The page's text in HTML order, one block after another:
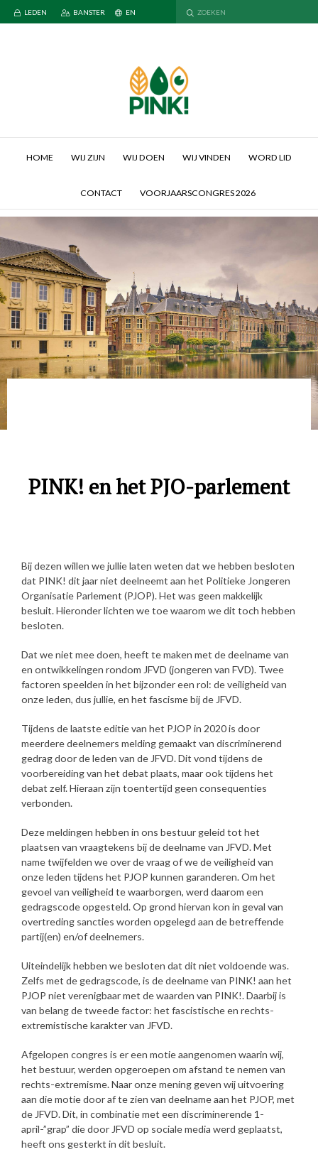
LEDEN BANSTER EN
HOME WIJ ZIJN WIJ DOEN WIJ VINDEN WORD LID
CONTACT VOORJAARSCONGRES 2026
PINK! en het PJO-parlement
Bij dezen willen we jullie laten weten dat we hebben besloten
dat PINK! dit jaar niet deelneemt aan het Politieke Jongeren
Organisatie Parlement (PJOP). Het was geen makkelijk
besluit. Hieronder lichten we toe waarom we dit toch hebben
besloten.
Dat we niet mee doen, heeft te maken met de deelname van
en ontwikkelingen rondom JFVD (jongeren van FVD). Twee
factoren speelden in het bijzonder een rol: de veiligheid van
onze leden, dus jullie, en het fascisme bij de JFVD.
Tijdens de laatste editie van het PJOP in 2020 is door
meerdere deelnemers melding gemaakt van discriminerend
gedrag door de leden van de JFVD. Dit vond tijdens de
voorbereiding van het debat plaats, maar ook tijdens het
debat zelf. Hieraan zijn toentertijd geen consequenties
verbonden.
Deze meldingen hebben in ons bestuur geleid tot het
plaatsen van vraagtekens bij de deelname van JFVD. Met
name twijfelden we over de vraag of we de veiligheid van
onze leden tijdens het PJOP kunnen garanderen. Om het
gevoel van veiligheid te waarborgen, werd daarom een
gedragscode opgesteld. Op grond hiervan kon in geval van
overtreding sancties worden opgelegd aan de betreffende
partij(en) en/of deelnemers.
Uiteindelijk hebben we besloten dat dit niet voldoende was.
Zelfs met de gedragscode, is de deelname van PINK! aan het
PJOP niet verenigbaar met de waarden van PINK!. Daarbij is
van belang de tweede factor: het fascistische en rechts-
extremistische karakter van JFVD.
Afgelopen congres is er een motie aangenomen waarin wij,
het bestuur, werden opgeroepen om afstand te nemen van
rechts-extremisme. Naar onze mening geven wij uitvoering
aan die motie door af te zien van deelname aan het PJOP, met
de JFVD. Dit, in combinatie met een discriminerende 1-
april-”grap” die door JFVD op sociale media werd geplaatst,
heeft ons gesterkt in dit besluit.